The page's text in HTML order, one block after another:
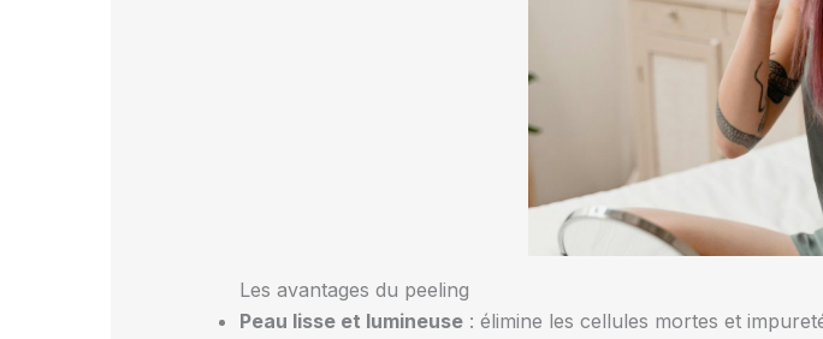
Les avantages du peeling
Peau lisse et lumineuse: élimine les cellules mortes et